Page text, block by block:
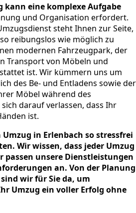
kann eine komplexe Aufgabe
und Organisation erfordert.
steht Ihnen zur Seite,
reibungslos wie möglich zu
modernen Fahrzeugpark, der
Transport von Möbeln und
ist. Wir kümmern uns um
des Be- und Entladens sowie der
Möbel während des
darauf verlassen, dass Ihr
ist.
in Erlenbach so stressfrei
Wir wissen, dass jeder Umzug
unsere Dienstleistungen
an. Von der Planung
wir für Sie da, um
Umzug ein voller Erfolg ohne